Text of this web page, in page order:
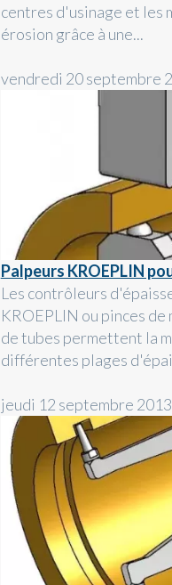
centres d'usinage et les
érosion grâce à une...
vendredi 20 septembre
Palpeurs KROEPLIN
Les contrôleurs
KROEPLIN ou pinces
de tubes permettent la
différentes plages
jeudi 12 septembre 2013